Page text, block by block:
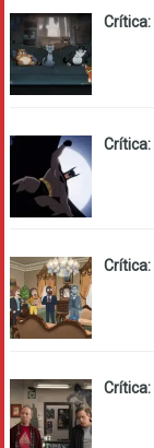
Crítica:
Crítica:
Crítica:
Crítica: